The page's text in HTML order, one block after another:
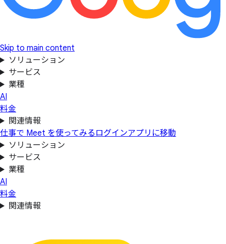
Skip to main content
ソリューション
サービス
業種
AI
料金
関連情報
仕事で Meet を使ってみる ログインアプリに移動
ソリューション
サービス
業種
AI
料金
関連情報